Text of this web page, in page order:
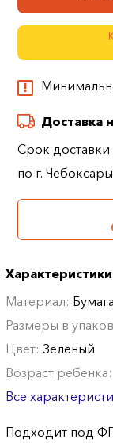
Доставка
Срок доставки
по г.
Характеристики
Материал: Бумага
Размеры в
Цвет:Зеленый
Возраст
Все
Подходит под